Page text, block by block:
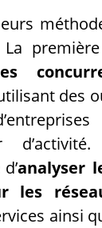
La
des
analyser
les
ainsi